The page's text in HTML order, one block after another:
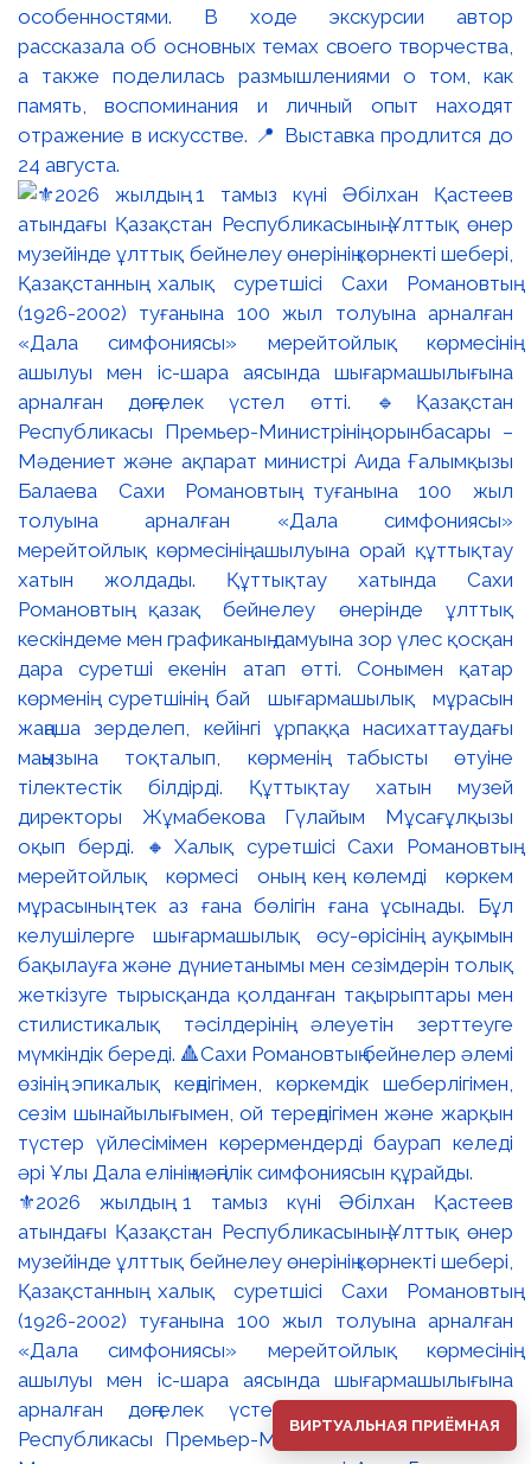
особенностями. В ходе экскурсии автор
рассказала об основных темах своего творчества,
а также поделилась размышлениями о том, как
память, воспоминания и личный опыт находят
отражение в искусстве. 📍 Выставка продлится до
24 августа.
⚜️2026 жылдың 1 тамыз күні Әбілхан Қастеев
атындағы Қазақстан Республикасының Ұлттық өнер
музейінде ұлттық бейнелеу өнерінің көрнекті шебері,
Қазақстанның халық суретшісі Сахи Романовтың
(1926-2002) туғанына 100 жыл толуына арналған
«Дала симфониясы» мерейтойлық көрмесінің
ашылуы мен іс-шара аясында шығармашылығына
арналған дөңгелек үстел өтті. 🔹Қазақстан
Республикасы Премьер-Министрінің орынбасары –
ВИРТУАЛЬНАЯ ПРИЁМНАЯ